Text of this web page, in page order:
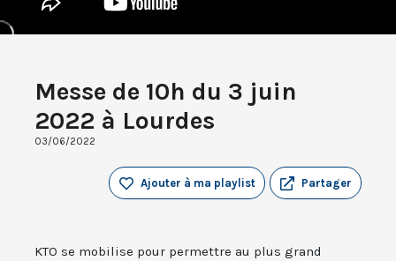
Messe de 10h du 3 juin
2022 à Lourdes
03/06/2022
Partager
Ajouter à ma playlist
KTO se mobilise pour permettre au plus grand